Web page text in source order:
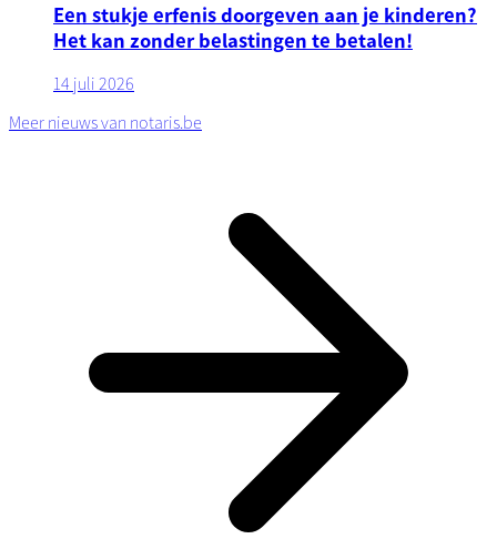
Een stukje erfenis doorgeven aan je kinderen?
Het kan zonder belastingen te betalen!
14 juli 2026
Meer nieuws van notaris.be